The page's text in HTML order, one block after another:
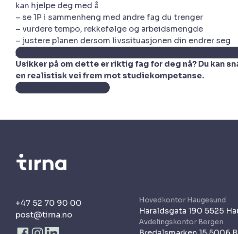
kan hjelpe deg med å
– se 1P i sammenheng med andre fag du trenger
– vurdere tempo, rekkefølge og arbeidsmengde
– justere planen dersom livssituasjonen din endrer seg
Meld deg på Matematikk 1P og start når det passer for
Usikker på om dette er riktig fag for deg nå? Du kan
en realistisk vei frem mot studiekompetanse.
Bestill gratis rådgivning
+47 52 70 90 00
post@tirna.no
Hovedkontor Haugesund
Haraldsgata 190 5525
Avdelingskontor Bergen